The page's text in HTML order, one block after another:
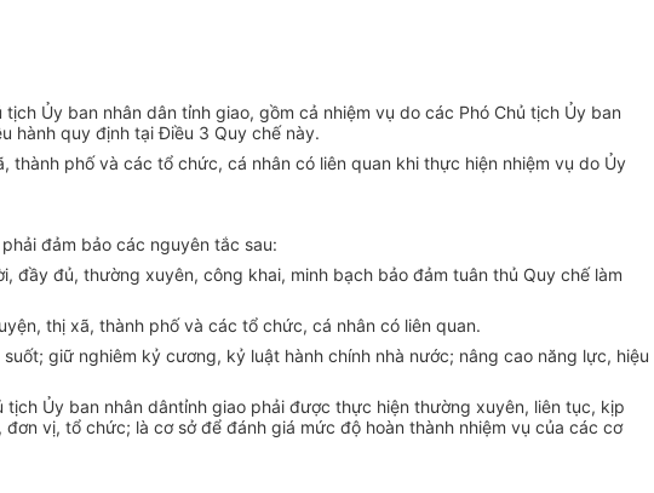
tịch Ủy ban nhân dân tỉnh giao, gồm cả nhiệm vụ do các Phó Chủ tịch Ủy ban
hành quy định tại Điều 3 Quy chế này.
thành phố và các tổ chức, cá nhân có liên quan khi thực hiện nhiệm vụ do Ủy
đảm bảo các nguyên tắc sau:
đầy đủ, thường xuyên, công khai, minh bạch bảo đảm tuân thủ Quy chế làm
ện, thị xã, thành phố và các tổ chức, cá nhân có liên quan.
suốt; giữ nghiêm kỷ cương, kỷ luật hành chính nhà nước; nâng cao năng lực, hiệu
tịch Ủy ban nhân dântỉnh giao phải được thực hiện thường xuyên, liên tục, kịp
đơn vị, tổ chức; là cơ sở để đánh giá mức độ hoàn thành nhiệm vụ của các cơ